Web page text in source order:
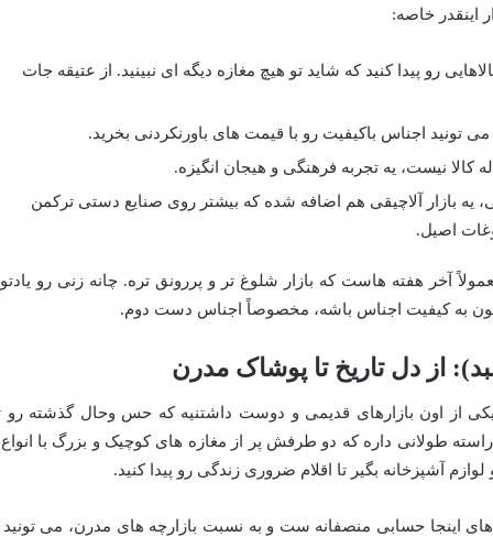
اینقدر خاصه:
رو پیدا کنید که شاید تو هیچ مغازه دیگه ای نبینید. از عتیقه جات
تونید اجناس باکیفیت رو با قیمت های باورنکردنی بخرید.
کالا نیست، یه تجربه فرهنگی و هیجان انگیزه.
یه بازار آلاچیقی هم اضافه شده که بیشتر روی صنایع دستی ترکمن
اصیل.
آخر هفته هاست که بازار شلوغ تر و پررونق تره. چانه زنی رو
به کیفیت اجناس باشه، مخصوصاً اجناس دست دوم.
از دل تاریخ تا پوشاک مدرن
یکی از اون بازارهای قدیمی و دوست داشتنیه که حس وحال گذشته رو
طولانی داره که دو طرفش پر از مغازه های کوچیک و بزرگ با
آشپزخانه بگیر تا اقلام ضروری زندگی رو پیدا کنید.
حسابی منصفانه ست و به نسبت بازارچه های مدرن، می تونید